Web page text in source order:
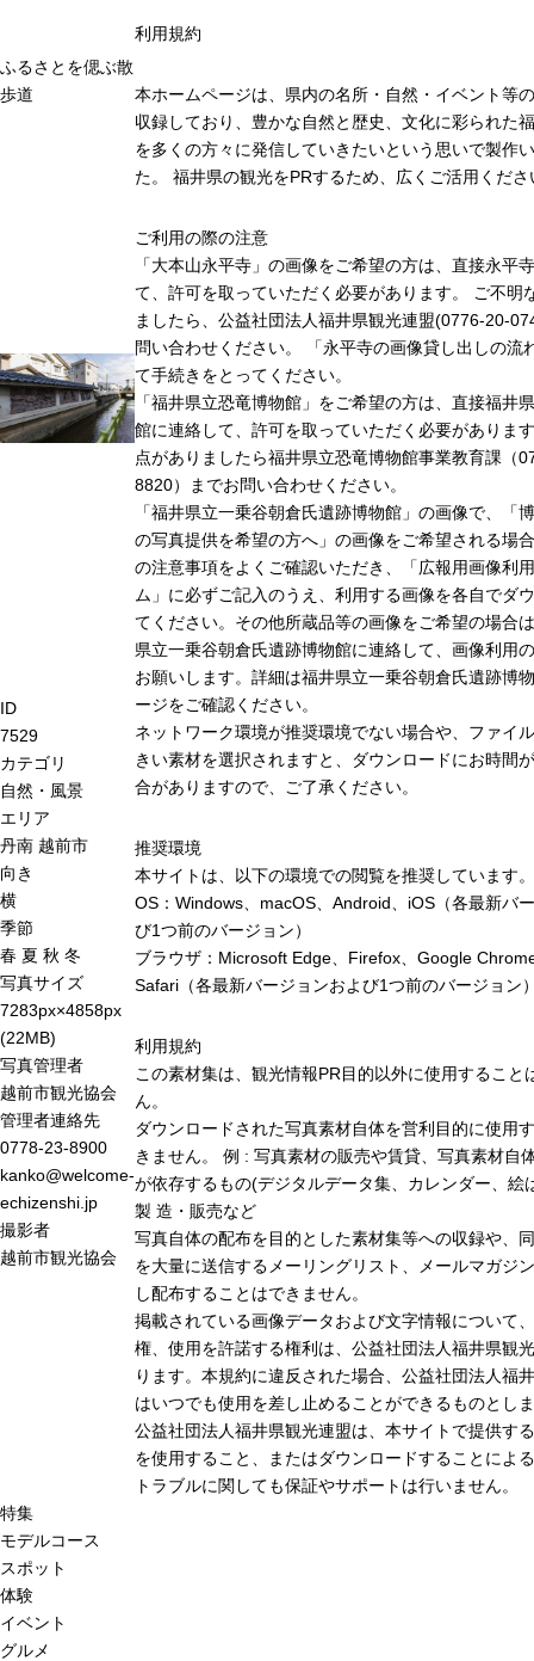
ふるさとを偲ぶ散
歩道
ID
7529
カテゴリ
自然・風景
エリア
丹南 越前市
向き
横
季節
春 夏 秋 冬
写真サイズ
7283px×4858px
(22MB)
写真管理者
越前市観光協会
管理者連絡先
0778-23-8900
kanko@welcome-
echizenshi.jp
撮影者
越前市観光協会
利用規約
本ホームページは、県内の名所・自然・イベント等
収録しており、豊かな自然と歴史、文化に彩られた
を多くの方々に発信していきたいという思いで製作
た。 福井県の観光をPRするため、広くご活用くださ
ご利用の際の注意
「大本山永平寺」の画像をご希望の方は、直接永平
て、許可を取っていただく必要があります。 ご不明
ましたら、公益社団法人福井県観光連盟(0776-20-
問い合わせください。 「永平寺の画像貸し出しの流
て手続きをとってください。
「福井県立恐竜博物館」をご希望の方は、直接福井
館に連絡して、許可を取っていただく必要がありま
点がありましたら福井県立恐竜博物館事業教育課（
8820）までお問い合わせください。
「福井県立一乗谷朝倉氏遺跡博物館」の画像で、「
の写真提供を希望の方へ」の画像をご希望される場
の注意事項をよくご確認いただき、「広報用画像利
ム」に必ずご記入のうえ、利用する画像を各自でダ
てください。その他所蔵品等の画像をご希望の場合
県立一乗谷朝倉氏遺跡博物館に連絡して、画像利用
お願いします。詳細は福井県立一乗谷朝倉氏遺跡博
ージをご確認ください。
ネットワーク環境が推奨環境でない場合や、ファイ
きい素材を選択されますと、ダウンロードにお時間
合がありますので、ご了承ください。
推奨環境
本サイトは、以下の環境での閲覧を推奨しています。
OS：Windows、macOS、Android、iOS（各最新バ
び1つ前のバージョン）
ブラウザ：Microsoft Edge、Firefox、Google
Safari（各最新バージョンおよび1つ前のバージョン
利用規約
この素材集は、観光情報PR目的以外に使用すること
ん。
ダウンロードされた写真素材自体を営利目的に使用
きません。 例 : 写真素材の販売や賃貸、写真素材自
が依存するもの(デジタルデータ集、カレンダー、絵
製 造・販売など
写真自体の配布を目的とした素材集等への収録や、
を大量に送信するメーリングリスト、メールマガジ
し配布することはできません。
掲載されている画像データおよび文字情報について
権、使用を許諾する権利は、公益社団法人福井県観
ります。本規約に違反された場合、公益社団法人福
はいつでも使用を差し止めることができるものとし
公益社団法人福井県観光連盟は、本サイトで提供す
を使用すること、またはダウンロードすることによ
トラブルに関しても保証やサポートは行いません。
特集
モデルコース
スポット
体験
イベント
グルメ